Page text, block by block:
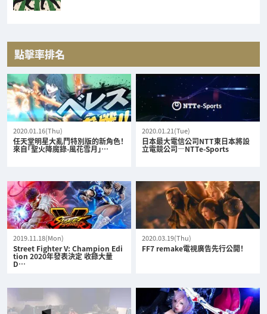
點擊率排名
2020.01.16(Thu)
任天堂明星大亂鬥特別版的新角色！
來自「聖火降魔錄-風花雪月」…
2020.01.21(Tue)
日本最大電信公司NTT東日本將設
立電競公司—NTTe-Sports
2019.11.18(Mon)
Street Fighter V: Champion Edi
tion 2020年發表決定 收錄大量
D…
2020.03.19(Thu)
FF7 remake電視廣告先行公開！